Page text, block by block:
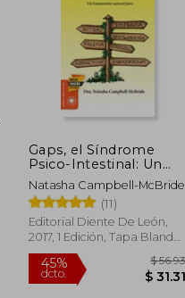
Gaps, el Síndrome
Psico-Intestinal: Un
Tratamiento Natural
Para el Autismo, la
Dispraxia, el Trastorno
por Déficit de
Atención con o sin. Y
y Plantas)
Natasha Campbell-McBride
(11)
Editorial Diente De León,
2017, 1 Edición, Tapa Blanda,
Nuevo